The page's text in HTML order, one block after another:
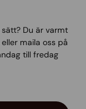
Du är varmt
maila oss på
till fredag